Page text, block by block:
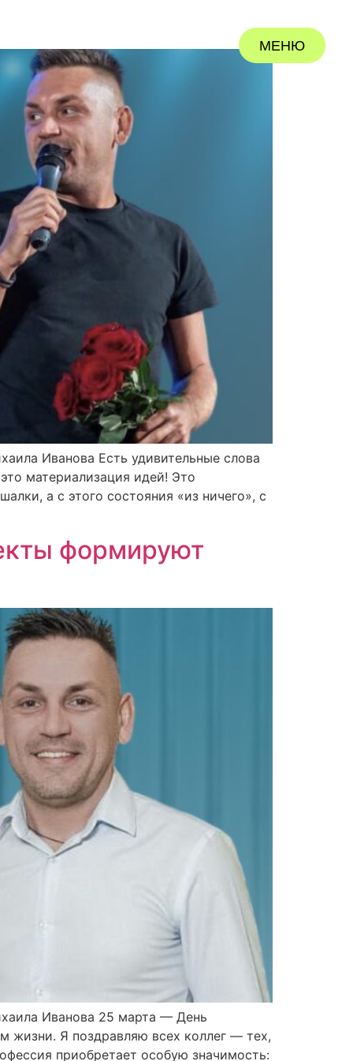
МЕНЮ
Иванова Есть удивительные слова
материализация идей! Это
а с этого состояния «из ничего», с
формируют
Иванова 25 марта — День
жизни. Я поздравляю всех коллег — тех,
приобретает особую значимость: